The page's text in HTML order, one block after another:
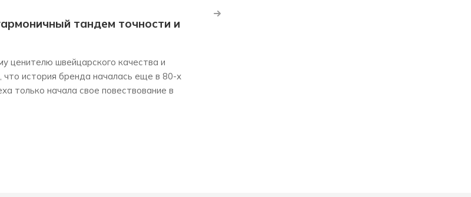
тандем точности и
ценителю швейцарского качества и
история бренда началась еще в 80-х
только начала свое повествование в